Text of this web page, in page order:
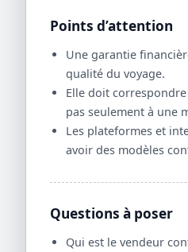
Points d’attention
Une garantie
qualité du voyage.
Elle doit
pas seulement à une
Les plateformes et
avoir des modèles
Questions à poser
Qui est le vendeur